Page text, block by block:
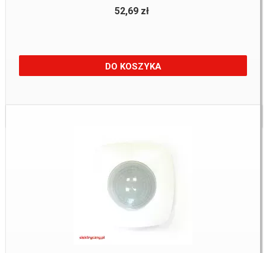
52,69 zł
DO KOSZYKA
Dostępne:2 Szt.